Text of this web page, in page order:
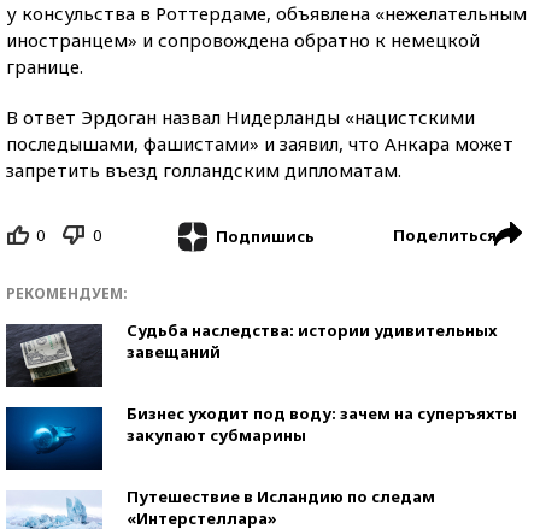
у консульства в Роттердаме, объявлена «нежелательным
иностранцем» и сопровождена обратно к немецкой
границе.
В ответ Эрдоган назвал Нидерланды «нацистскими
последышами, фашистами» и заявил, что Анкара может
запретить въезд голландским дипломатам.
0 0 Подпишись Поделиться
РЕКОМЕНДУЕМ:
Судьба наследства: истории удивительных
завещаний
Бизнес уходит под воду: зачем на суперъяхты
закупают субмарины
Путешествие в Исландию по следам
«Интерстеллара»